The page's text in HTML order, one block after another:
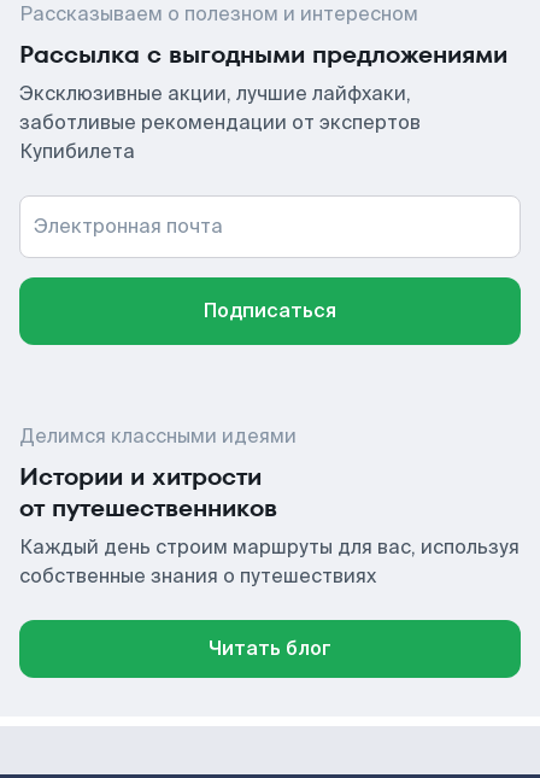
Рассказываем о полезном и интересном
Рассылка с выгодными предложениями
Эксклюзивные акции, лучшие лайфхаки,
заботливые рекомендации от экспертов
Купибилета
Электронная почта
Подписаться
Делимся классными идеями
Истории и хитрости
от путешественников
Каждый день строим маршруты для вас, используя
собственные знания о путешествиях
Читать блог